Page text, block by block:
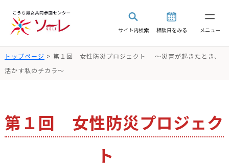
サイト内検索 相談日をみる メニュー
トップページ > 第１回 女性防災プロジェクト ～災害が起きたとき、
活かす私のチカラ～
第１回 女性防災プロジェク
ト